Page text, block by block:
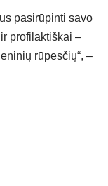
pasirūpinti savo
profilaktiškai –
rūpesčių“, –